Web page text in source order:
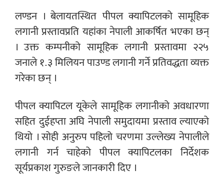
लण्डन । बेलायतस्थित पीपल क्यापिटलको सामूहिक
लगानी प्रस्तावप्रति यहांका नेपाली आकर्षित भएका छन्
। उक्त कम्पनीको सामूहिक लगानी प्रस्तावमा २२५
जनाले १.३ मिलियन पाउण्ड लगानी गर्ने प्रतिवद्धता व्यक्त
गरेका छन् ।
पीपल क्यापिटल यूकेले सामूहिक लगानीको अवधारणा
सहित दुईहप्ता अघि नेपाली समुदायमा प्रस्ताव ल्याएको
थियो । सोही अनुरुप पहिलो चरणमा उल्लेख्य नेपालीले
लगानी गर्न चाहेको पीपल क्यापिटलका निर्देशक
सूर्यप्रकाश गुरुङले जानकारी दिए ।